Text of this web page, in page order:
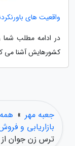
واقعیت های
کشورهایش آشنا می
جعبه مهر »
بازاریابی و
ترس زن جوان